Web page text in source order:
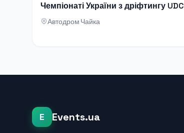
Чемпіонаті України з дріфтингу UDC
2026
Автодром Чайка
E Events.ua